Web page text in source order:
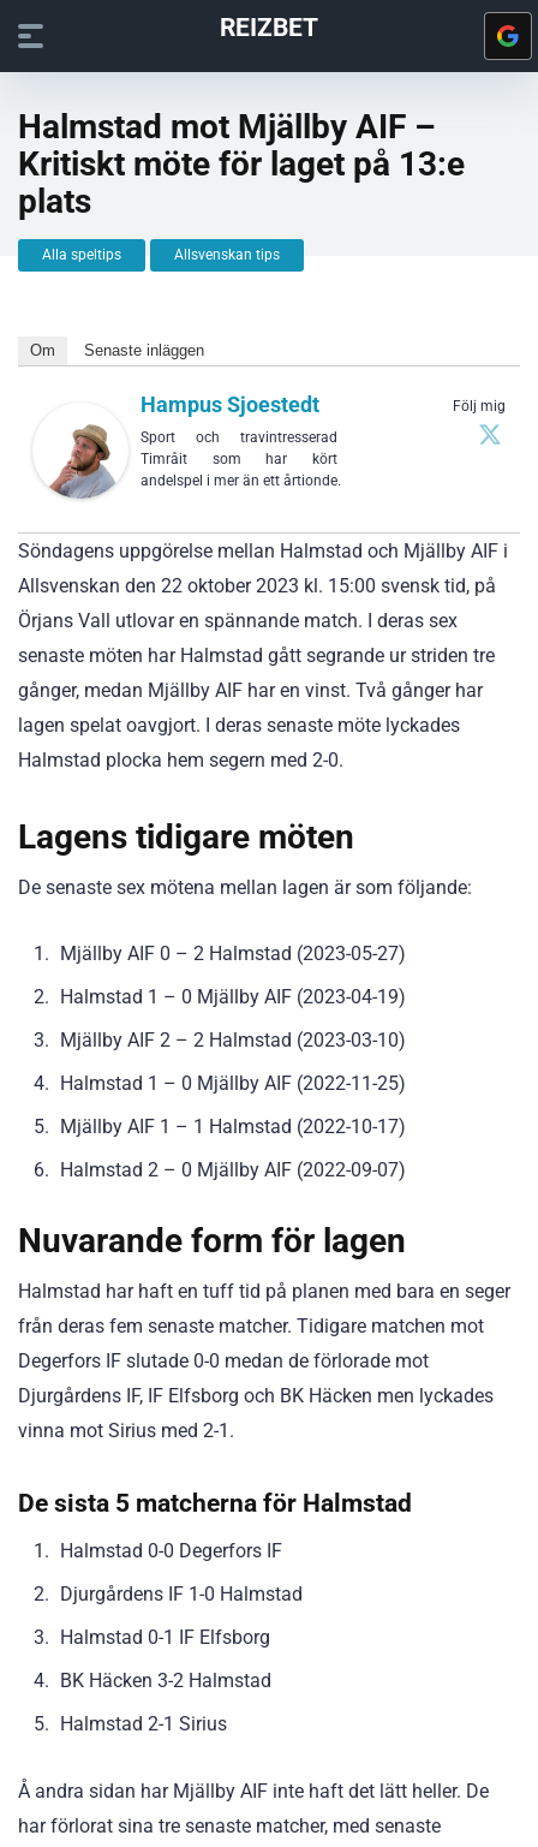
REIZBET
Halmstad mot Mjällby AIF –
Kritiskt möte för laget på 13:e
plats
Alla speltips Allsvenskan tips
Om Senaste inläggen
Följ mig
Hampus Sjoestedt
Sport och travintresserad
Timråit som har kört
andelspel i mer än ett årtionde.
Söndagens uppgörelse mellan Halmstad och Mjällby AIF i
Allsvenskan den 22 oktober 2023 kl. 15:00 svensk tid, på
Örjans Vall utlovar en spännande match. I deras sex
senaste möten har Halmstad gått segrande ur striden tre
gånger, medan Mjällby AIF har en vinst. Två gånger har
lagen spelat oavgjort. I deras senaste möte lyckades
Halmstad plocka hem segern med 2-0.
Lagens tidigare möten
De senaste sex mötena mellan lagen är som följande:
Mjällby AIF 0 – 2 Halmstad (2023-05-27)
Halmstad 1 – 0 Mjällby AIF (2023-04-19)
Mjällby AIF 2 – 2 Halmstad (2023-03-10)
Halmstad 1 – 0 Mjällby AIF (2022-11-25)
Mjällby AIF 1 – 1 Halmstad (2022-10-17)
Halmstad 2 – 0 Mjällby AIF (2022-09-07)
Nuvarande form för lagen
Halmstad har haft en tuff tid på planen med bara en seger
från deras fem senaste matcher. Tidigare matchen mot
Degerfors IF slutade 0-0 medan de förlorade mot
Djurgårdens IF, IF Elfsborg och BK Häcken men lyckades
vinna mot Sirius med 2-1.
De sista 5 matcherna för Halmstad
Halmstad 0-0 Degerfors IF
Djurgårdens IF 1-0 Halmstad
Halmstad 0-1 IF Elfsborg
BK Häcken 3-2 Halmstad
Halmstad 2-1 Sirius
Å andra sidan har Mjällby AIF inte haft det lätt heller. De
har förlorat sina tre senaste matcher, med senaste